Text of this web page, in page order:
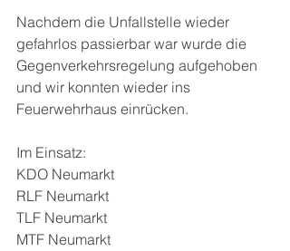
Nachdem die Unfallstelle wieder
gefahrlos passierbar war wurde die
Gegenverkehrsregelung aufgehoben
und wir konnten wieder ins
Feuerwehrhaus einrücken.
Im Einsatz:
KDO Neumarkt
RLF Neumarkt
TLF Neumarkt
MTF Neumarkt